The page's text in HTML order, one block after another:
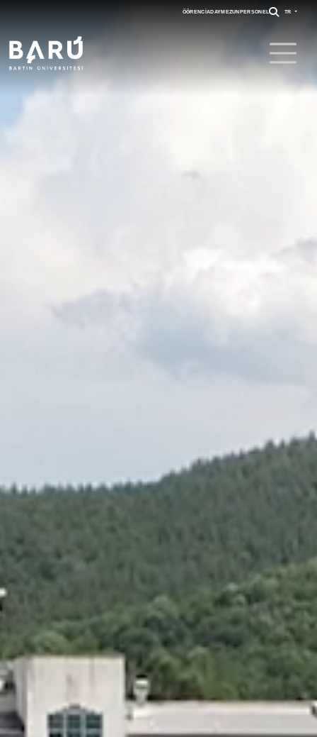
ÖĞRENCI ADAYMEZUN PERSONEL TR